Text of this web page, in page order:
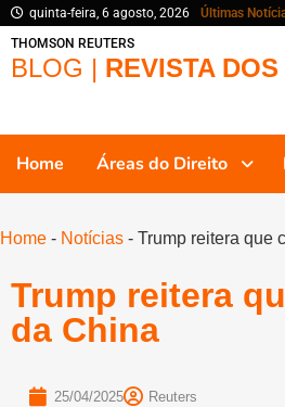
quinta-feira, 6 agosto, 2026
Últimas
THOMSON REUTERS
BLOG | REVISTA
Home Áreas do Direito
Home - Notícias - Trump reitera que
Trump reitera
da China
25/04/2025 Reuters